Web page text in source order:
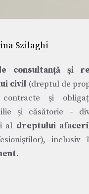
Szilaghi
consultanță și
civil (dreptul de
și
și căsătorie –
al dreptului
inclusiv
.